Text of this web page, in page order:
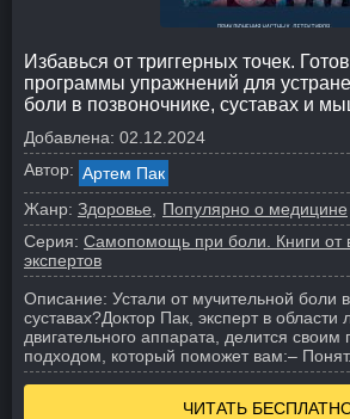
Избавься от триггерных точек.
программы упражнений для
боли в позвоночнике, суставах и
Добавлена: 02.12.2024
Автор: Артем Пак
Жанр: Здоровье
Популярно о медицине
Серия: Самопомощь при боли. Книги от
экспертов
Описание: Устали от мучительной боли
суставах?Доктор Пак, эксперт в области
двигательного аппарата, делится
подходом, который поможет вам:–
ЧИТАТЬ